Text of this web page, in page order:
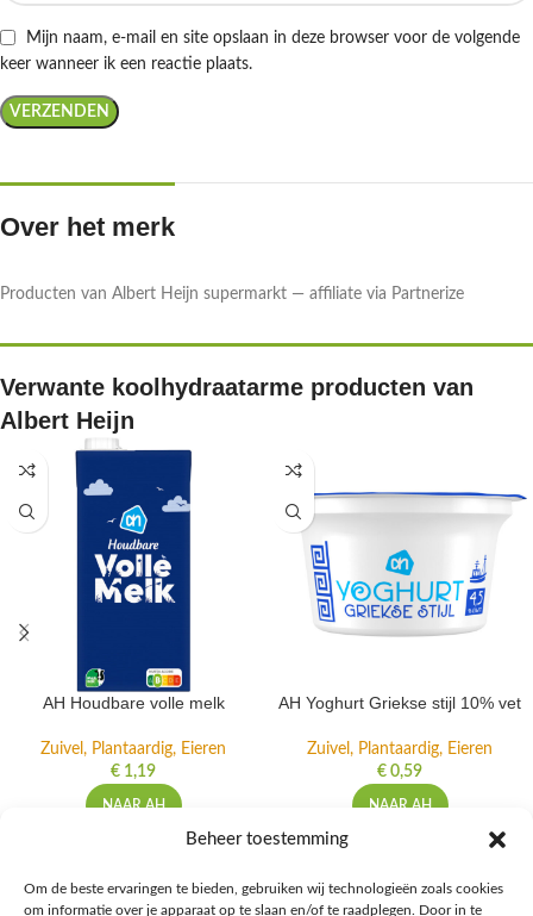
Beheer toestemming
Om de beste ervaringen te bieden, gebruiken wij technologieën zoals cookies
om informatie over je apparaat op te slaan en/of te raadplegen. Door in te
Mijn naam, e-mail en site opslaan in deze browser voor de volgende
keer wanneer ik een reactie plaats.
Over het merk
Producten van Albert Heijn supermarkt — affiliate via Partnerize
Verwante koolhydraatarme producten van
Albert Heijn
AH Houdbare volle melk
Zuivel, Plantaardig, Eieren
€ 1,19
NAAR AH
AH Yoghurt Griekse stijl 10% vet
Zuivel, Plantaardig, Eieren
€ 0,59
NAAR AH